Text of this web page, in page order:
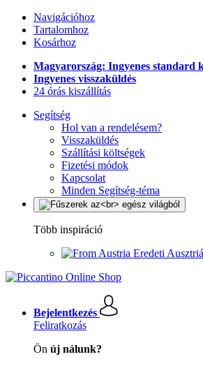
Navigációhoz
Tartalomhoz
Kosárhoz
Magyarország: Ingyenes standard
Ingyenes visszaküldés
24 órás kiszállítás
Segítség
Hol van a rendelésem?
Visszaküldés
Szállítási költségek
Fizetési módok
Kapcsolat
Minden Segítség-téma
Több inspiráció
Eredeti
Bejelentkezés
Feliratkozás
Ön új nálunk?